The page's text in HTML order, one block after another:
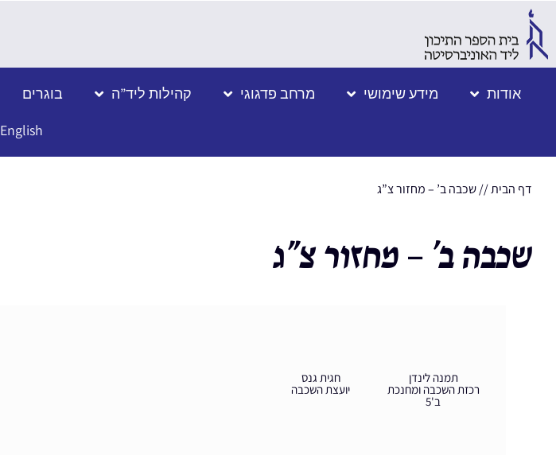
אודות מידע שימושי מרחב פדגוגי קהילות ליד”ה בוגרים
English
דף הבית//שכבה ב’ – מחזור צ”ג
שכבה ב’ – מחזור צ”ג
תמנה לינדן
רכזת השכבה ומחנכת
ב'5
חגית גנס
יועצת השכבה